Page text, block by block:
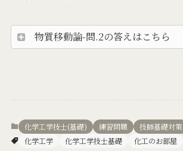
物質移動論-問.2の答えはこちら
化学工学技士(基礎) 練習問題
技師基礎対策
化学工学
化学工学技士基礎 化工のお部屋